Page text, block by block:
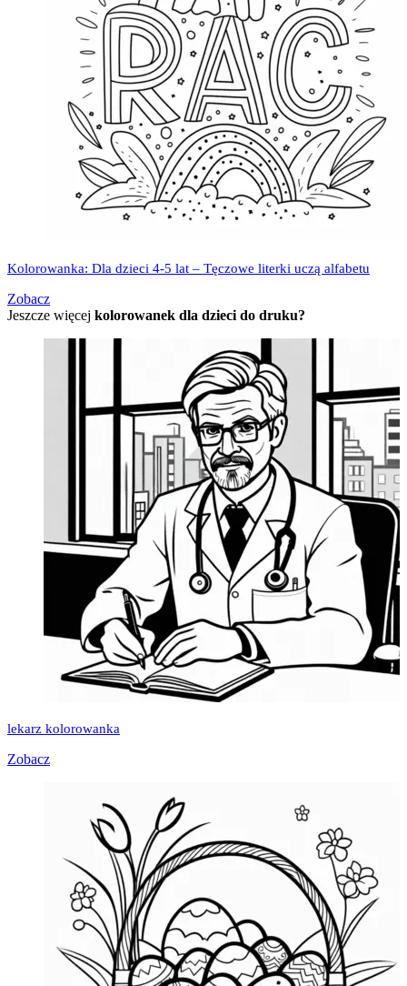
Kolorowanka: Dla dzieci 4-5 lat – Tęczowe literki uczą alfabetu
Zobacz
Jeszcze więcej kolorowanek dla dzieci do druku?
lekarz kolorowanka
Zobacz